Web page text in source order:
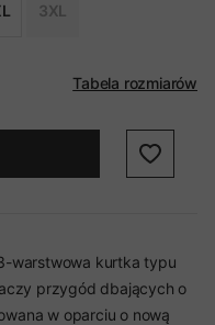
3XL
Tabela rozmiarów
warstwowa kurtka typu
przygód dbających o
w oparciu o nową